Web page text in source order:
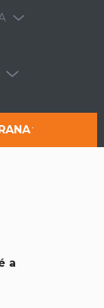
v ČR získat
a